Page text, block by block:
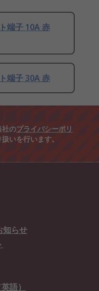
端子 10A 赤
端子 30A 赤
社のプライバシーポリ
いを行います。
知らせ
語）